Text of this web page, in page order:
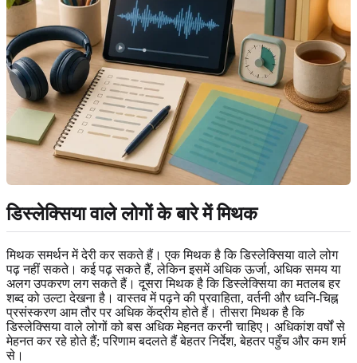
डिस्लेक्सिया वाले लोगों के बारे में मिथक
मिथक समर्थन में देरी कर सकते हैं। एक मिथक है कि डिस्लेक्सिया वाले लोग
पढ़ नहीं सकते। कई पढ़ सकते हैं, लेकिन इसमें अधिक ऊर्जा, अधिक समय या
अलग उपकरण लग सकते हैं। दूसरा मिथक है कि डिस्लेक्सिया का मतलब हर
शब्द को उल्टा देखना है। वास्तव में पढ़ने की प्रवाहिता, वर्तनी और ध्वनि-चिह्न
प्रसंस्करण आम तौर पर अधिक केंद्रीय होते हैं। तीसरा मिथक है कि
डिस्लेक्सिया वाले लोगों को बस अधिक मेहनत करनी चाहिए। अधिकांश वर्षों से
मेहनत कर रहे होते हैं; परिणाम बदलते हैं बेहतर निर्देश, बेहतर पहुँच और कम शर्म
से।